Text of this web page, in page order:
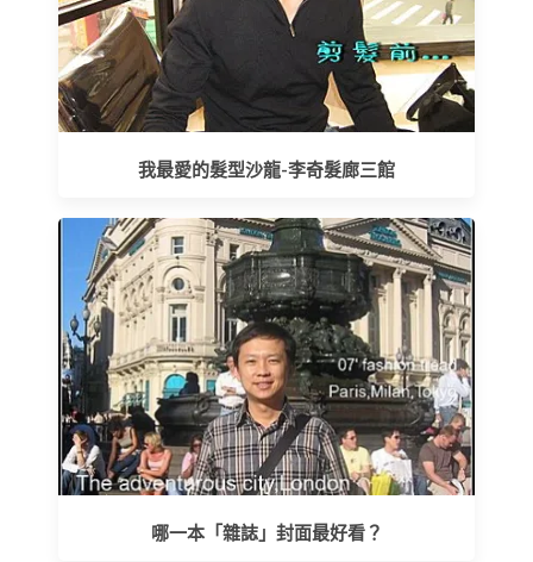
我最愛的髮型沙龍-李奇髮廊三館
哪一本「雜誌」封面最好看？